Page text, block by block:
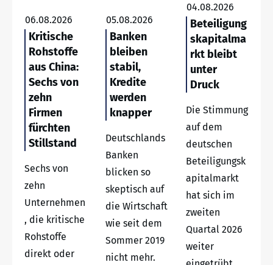
06.08.2026
Kritische
Rohstoffe
aus China:
Sechs von
zehn
Firmen
fürchten
Stillstand
Sechs von
zehn
Unternehmen
, die kritische
Rohstoffe
direkt oder
05.08.2026
Banken
bleiben
stabil,
Kredite
werden
knapper
Deutschlands
Banken
blicken so
skeptisch auf
die Wirtschaft
wie seit dem
Sommer 2019
nicht mehr.
04.08.2026
Beteiligung
skapitalma
rkt bleibt
unter
Druck
Die Stimmung
auf dem
deutschen
Beteiligungsk
apitalmarkt
hat sich im
zweiten
Quartal 2026
weiter